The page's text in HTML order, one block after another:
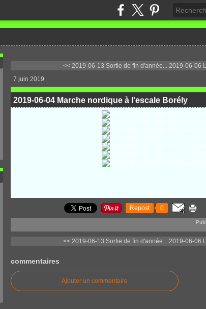
<< 2019-06-13 Sortie de fin d'année... 2019-06-06
7 juin 2019
2019-06-04 Marche nordique à l'escale Borély
Repost 0
<< 2019-06-13 Sortie de fin d'année... 2019-06-06
commentaires
Ajouter un commentaire